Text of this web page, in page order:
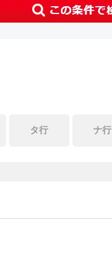
タ行 ナ行